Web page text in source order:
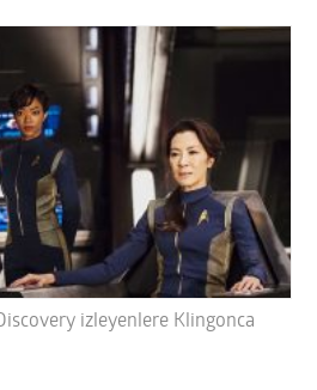
izleyenlere Klingonca